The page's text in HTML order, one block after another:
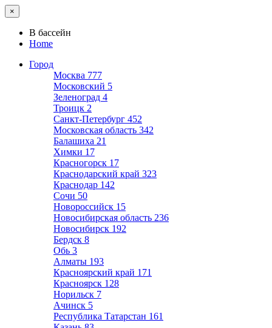
×
В бассейн
Home
Город
Москва 777
Московский 5
Зеленоград 4
Троицк 2
Санкт-Петербург 452
Московская область 342
Балашиха 21
Химки 17
Красногорск 17
Краснодарский край 323
Краснодар 142
Сочи 50
Новороссийск 15
Новосибирская область 236
Новосибирск 192
Бердск 8
Обь 3
Алматы 193
Красноярский край 171
Красноярск 128
Норильск 7
Ачинск 5
Республика Татарстан 161